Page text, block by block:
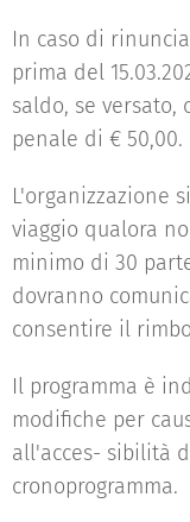
In caso di
prima del
saldo, se
penale di € 50,00.
L'organizzazione
viaggio qualora
minimo di 30
dovranno
consentire il
Il programma è
modifiche per
all'acces- sibilità
cronoprogramma.